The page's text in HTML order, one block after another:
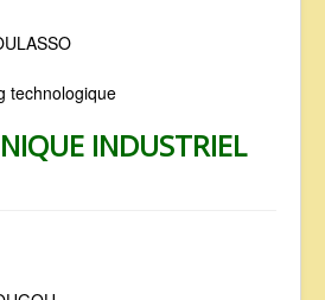
technologique
INDUSTRIEL